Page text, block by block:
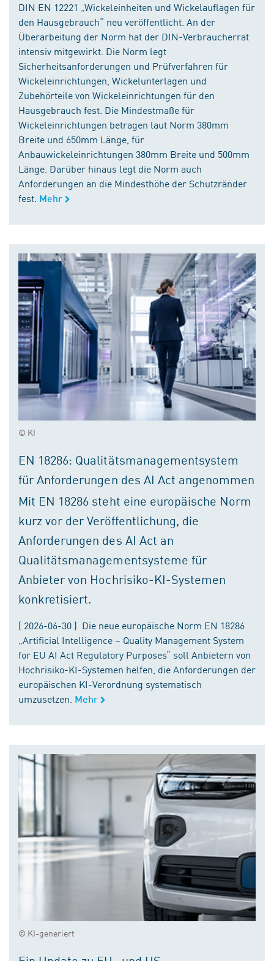
DIN EN 12221 „Wickeleinheiten und Wickelauflagen für
den Hausgebrauch“ neu veröffentlicht. An der
Überarbeitung der Norm hat der DIN-Verbraucherrat
intensiv mitgewirkt. Die Norm legt
Sicherheitsanforderungen und Prüfverfahren für
Wickeleinrichtungen, Wickelunterlagen und
Zubehörteile von Wickeleinrichtungen für den
Hausgebrauch fest. Die Mindestmaße für
Wickeleinrichtungen betragen laut Norm 380mm
Breite und 650mm Länge, für
Anbauwickeleinrichtungen 380mm Breite und 500mm
Länge. Darüber hinaus legt die Norm auch
Anforderungen an die Mindesthöhe der Schutzränder
fest. Mehr
© KI
EN 18286: Qualitätsmanagementsystem
für Anforderungen des AI Act angenommen
Mit EN 18286 steht eine europäische Norm
kurz vor der Veröffentlichung, die
Anforderungen des AI Act an
Qualitätsmanagementsysteme für
Anbieter von Hochrisiko-KI-Systemen
konkretisiert.
( 2026-06-30 ) Die neue europäische Norm EN 18286
„Artificial Intelligence – Quality Management System
for EU AI Act Regulatory Purposes“ soll Anbietern von
Hochrisiko-KI-Systemen helfen, die Anforderungen der
europäischen KI-Verordnung systematisch
umzusetzen. Mehr
© KI-generiert